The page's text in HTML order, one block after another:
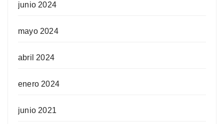
junio 2024
mayo 2024
abril 2024
enero 2024
junio 2021